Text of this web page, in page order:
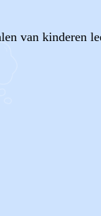
van kinderen